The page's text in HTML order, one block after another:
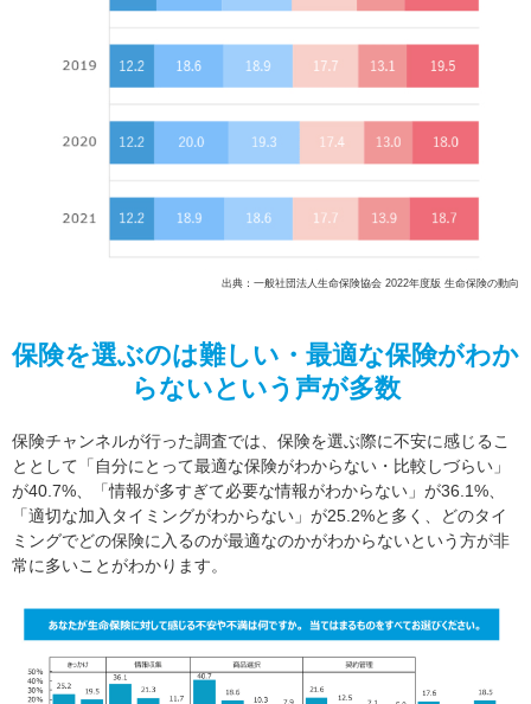
出典：一般社団法人生命保険協会 2022年度版 生命保険の動向
保険を選ぶのは難しい・最適な保険がわか
らないという声が多数
保険チャンネルが行った調査では、保険を選ぶ際に不安に感じるこ
ととして「自分にとって最適な保険がわからない・比較しづらい」
が40.7%、「情報が多すぎて必要な情報がわからない」が36.1%、
「適切な加入タイミングがわからない」が25.2%と多く、どのタイ
ミングでどの保険に入るのが最適なのかがわからないという方が非
常に多いことがわかります。